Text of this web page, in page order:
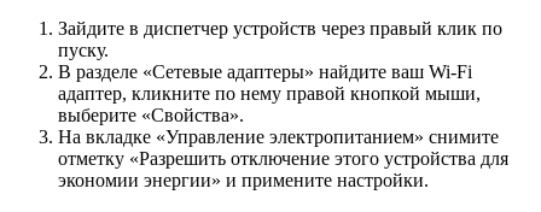
Зайдите в диспетчер устройств через правый клик по
пуску.
В разделе «Сетевые адаптеры» найдите ваш Wi-Fi
адаптер, кликните по нему правой кнопкой мыши,
выберите «Свойства».
На вкладке «Управление электропитанием» снимите
отметку «Разрешить отключение этого устройства для
экономии энергии» и примените настройки.